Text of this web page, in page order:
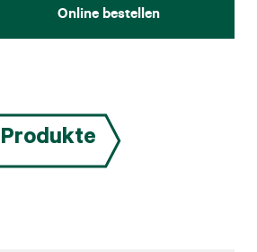
Online bestellen